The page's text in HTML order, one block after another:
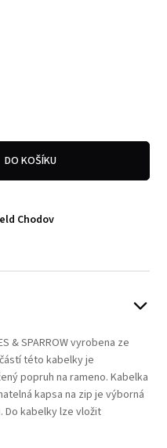
DO KOŠÍKU
Chodov
& SPARROW vyrobena ze
této kabelky je
popruh na rameno. Kabelka
kapsa na zip je výborná
Do kabelky lze vložit